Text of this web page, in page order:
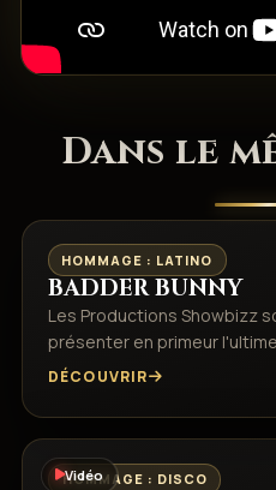
Dans le
HOMMAGE : LATINO
BADDER BUNNY
Les Productions Showbizz
présenter en primeur l'ultime
DÉCOUVRIR
Vidéo
HOMMAGE : DISCO